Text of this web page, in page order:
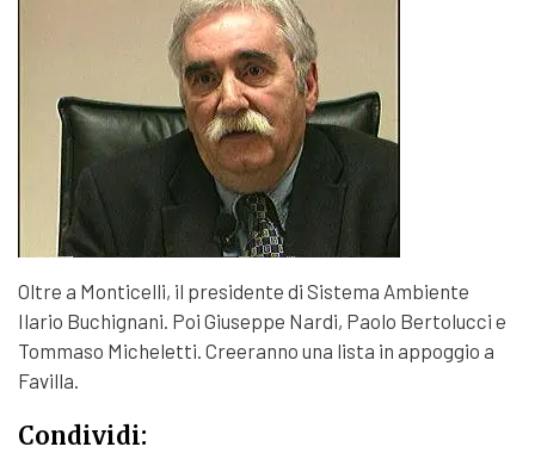
Oltre a Monticelli, il presidente di Sistema Ambiente
Ilario Buchignani. Poi Giuseppe Nardi, Paolo Bertolucci e
Tommaso Micheletti. Creeranno una lista in appoggio a
Favilla.
Condividi: